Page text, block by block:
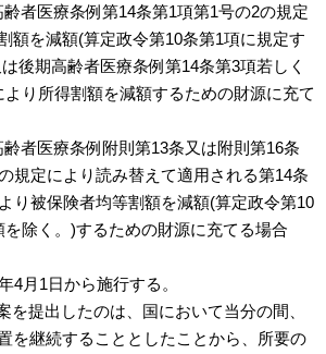
者医療条例第14条第1項第1号の2の規定
額を減額(算定政令第10条第1項に規定す
後期高齢者医療条例第14条第3項若しく
り所得割額を減額するための財源に充て
者医療条例附則第13条又は附則第16条
規定により読み替えて適用される第14条
り被保険者均等割額を減額(算定政令第10
除く。)するための財源に充てる場合
4月1日から施行する。
を提出したのは、国において当分の間、
を継続することとしたことから、所要の